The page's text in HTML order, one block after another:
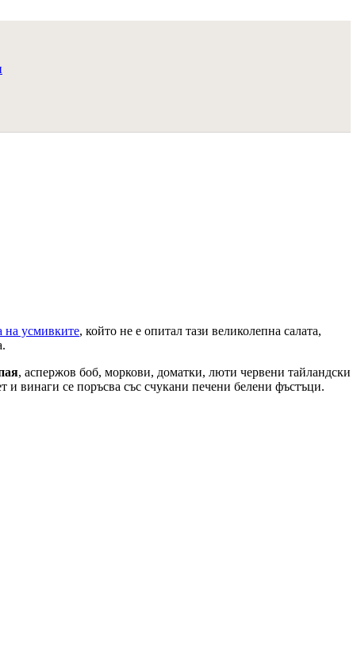
на усмивките, който не е опитал тази великолепна салата,
, аспержов боб, моркови, доматки, люти червени тайландски
и винаги се поръсва със счукани печени белени фъстъци.